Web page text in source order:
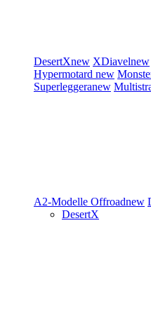
DesertXnew XDiavelnew
Hypermotard new
Superleggeranew
A2-Modelle Offroadnew
DesertX